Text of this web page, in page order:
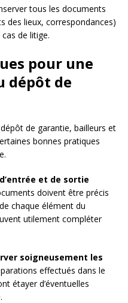
tous les documents
des lieux, correspondances)
de litige.
pour une
dépôt de
de garantie, bailleurs et
bonnes pratiques
et de sortie
doivent être précis
chaque élément du
utilement compléter
soigneusement les
effectués dans le
étayer d’éventuelles